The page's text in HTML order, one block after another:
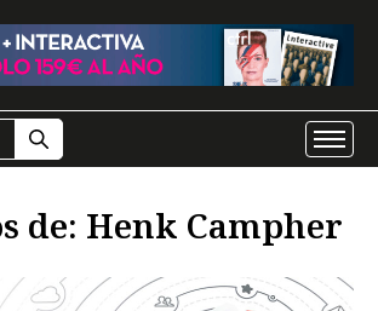
de: Henk Campher